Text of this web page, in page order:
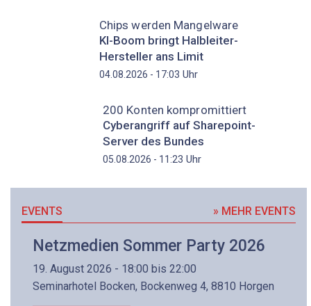
Chips werden Mangelware
KI-Boom bringt Halbleiter-
Hersteller ans Limit
04.08.2026 - 17:03 Uhr
200 Konten kompromittiert
Cyberangriff auf Sharepoint-
Server des Bundes
05.08.2026 - 11:23 Uhr
EVENTS » MEHR EVENTS
Netzmedien Sommer Party 2026
19. August 2026 - 18:00 bis 22:00
Seminarhotel Bocken, Bockenweg 4, 8810 Horgen